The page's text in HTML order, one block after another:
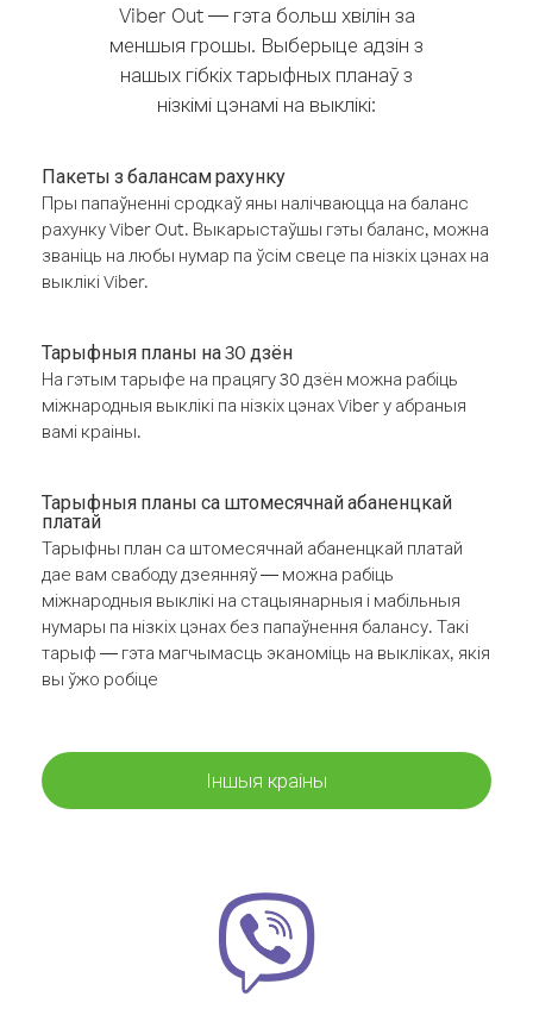
Viber Out — гэта больш хвілін за
меншыя грошы. Выберыце адзін з
нашых гібкіх тарыфных планаў з
нізкімі цэнамі на выклікі:
Пакеты з балансам рахунку
Пры папаўненні сродкаў яны налічваюцца на баланс
рахунку Viber Out. Выкарыстаўшы гэты баланс, можна
званіць на любы нумар па ўсім свеце па нізкіх цэнах на
выклікі Viber.
Тарыфныя планы на 30 дзён
На гэтым тарыфе на працягу 30 дзён можна рабіць
міжнародныя выклікі па нізкіх цэнах Viber у абраныя
вамі краіны.
Тарыфныя планы са штомесячнай абаненцкай
платай
Тарыфны план са штомесячнай абаненцкай платай
дае вам свабоду дзеянняў — можна рабіць
міжнародныя выклікі на стацыянарныя і мабільныя
нумары па нізкіх цэнах без папаўнення балансу. Такі
тарыф — гэта магчымасць эканоміць на выкліках, якія
вы ўжо робіце
Іншыя краіны